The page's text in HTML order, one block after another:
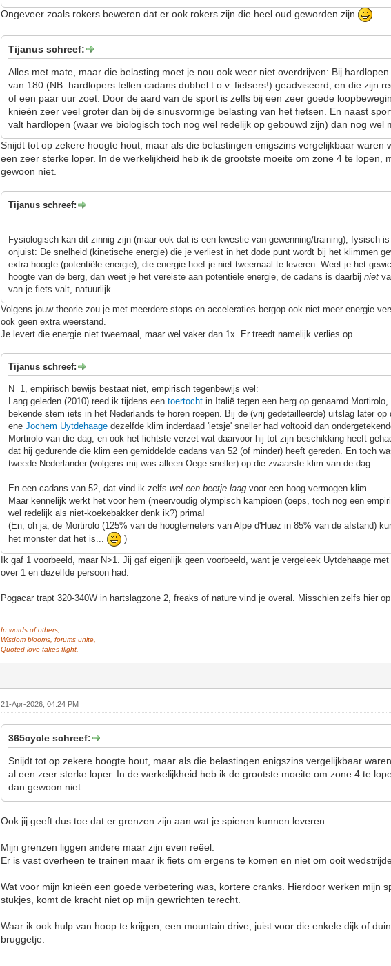
Ongeveer zoals rokers beweren dat er ook rokers zijn die heel oud geworden zijn
Tijanus schreef:
Alles met mate, maar die belasting moet je nou ook weer niet overdrijven: Bij
van 180 (NB: hardlopers tellen cadans dubbel t.o.v. fietsers!) geadviseerd, en die zijn
of een paar uur zoet. Door de aard van de sport is zelfs bij een zeer goede
knieën zeer veel groter dan bij de sinusvormige belasting van het fietsen. En naast
valt hardlopen (waar we biologisch toch nog wel redelijk op gebouwd zijn) dan nog wel
Snijdt tot op zekere hoogte hout, maar als die belastingen enigszins vergelijkbaar waren
een zeer sterke loper. In de werkelijkheid heb ik de grootste moeite om zone 4 te lopen,
gewoon niet.
Tijanus schreef:
Fysiologisch kan dit zinnig zijn (maar ook dat is een kwestie van gewenning/training), fysisch
onjuist: De snelheid (kinetische energie) die je verliest in het dode punt wordt bij het klimmen
extra hoogte (potentiële energie), die energie hoef je niet tweemaal te leveren. Weet je het
hoogte van de berg, dan weet je het vereiste aan potentiële energie, de cadans is daarbijniet
van je fiets valt, natuurlijk.
Volgens jouw theorie zou je met meerdere stops en acceleraties bergop ook niet meer energie
ook geen extra weerstand.
Je levert die energie niet tweemaal, maar wel vaker dan 1x. Er treedt namelijk verlies op.
Tijanus schreef:
N=1, empirisch bewijs bestaat niet, empirisch tegenbewijs wel:
Lang geleden (2010) reed ik tijdens eentoertocht in Italië tegen een berg op genaamd
bekende stem iets in het Nederlands te horen roepen. Bij de (vrij gedetailleerde) uitslag later op
eneJochem Uytdehaage dezelfde klim inderdaad 'ietsje' sneller had voltooid dan
Mortirolo van die dag, en ook het lichtste verzet wat daarvoor hij tot zijn beschikking heeft
dat hij gedurende die klim een gemiddelde cadans van 52 (of minder) heeft gereden. En toch
tweede Nederlander (volgens mij was alleen Oege sneller) op die zwaarste klim van de dag.
En een cadans van 52, dat vind ik zelfswel een beetje laag voor een hoog-vermogen-klim.
Maar kennelijk werkt het voor hem (meervoudig olympisch kampioen (oeps, toch nog een
wel redelijk als niet-koekebakker denk ik?) prima!
(En, oh ja, de Mortirolo (125% van de hoogtemeters van Alpe d'Huez in 85% van de afstand)
het monster dat het is...
)
Ik gaf 1 voorbeeld, maar N>1. Jij gaf eigenlijk geen voorbeeld, want je vergeleek Uytdehaage
over 1 en dezelfde persoon had.
Pogacar trapt 320-340W in hartslagzone 2, freaks of nature vind je overal. Misschien zelfs hier
In words of others,
Wisdom blooms, forums unite,
Quoted love takes flight.
21-Apr-2026, 04:24 PM
365cycle schreef:
Snijdt tot op zekere hoogte hout, maar als die belastingen enigszins vergelijkbaar
al een zeer sterke loper. In de werkelijkheid heb ik de grootste moeite om zone 4 te
dan gewoon niet.
Ook jij geeft dus toe dat er grenzen zijn aan wat je spieren kunnen leveren.
Mijn grenzen liggen andere maar zijn even reëel.
Er is vast overheen te trainen maar ik fiets om ergens te komen en niet om ooit
Wat voor mijn knieën een goede verbetering was, kortere cranks. Hierdoor werken mijn
stukjes, komt de kracht niet op mijn gewrichten terecht.
Waar ik ook hulp van hoop te krijgen, een mountain drive, juist voor die enkele dijk of
bruggetje.